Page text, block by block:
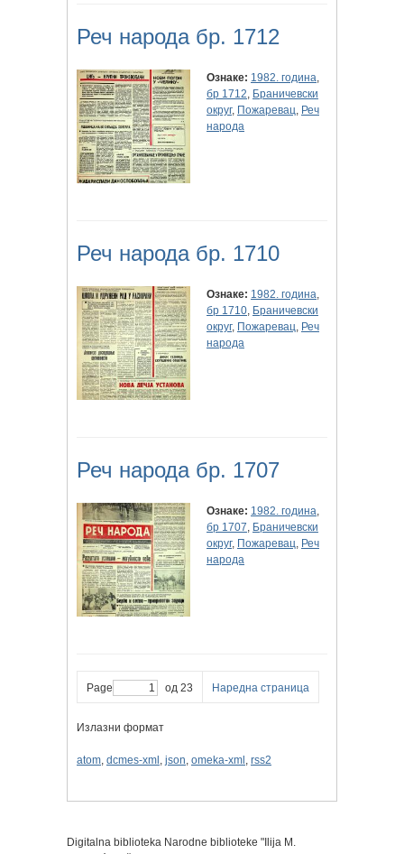
Реч народа бр. 1712
Ознаке: 1982. година,
бр 1712, Браничевски
округ, Пожаревац, Реч
народа
Реч народа бр. 1710
Ознаке: 1982. година,
бр 1710, Браничевски
округ, Пожаревац, Реч
народа
Реч народа бр. 1707
Ознаке: 1982. година,
бр 1707, Браничевски
округ, Пожаревац, Реч
народа
Page од 23 Наредна страница
Излазни формат
atom, dcmes-xml, json, omeka-xml, rss2
Digitalna biblioteka Narodne biblioteke "Ilija M.